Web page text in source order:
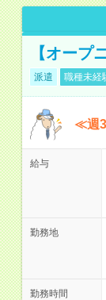
【オープ
派遣 職種未経
≪週3
給与
勤務地
勤務時間